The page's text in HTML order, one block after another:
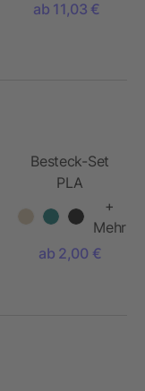
ab 11,03 €
Besteck-Set
PLA
+
Mehr
ab 2,00 €